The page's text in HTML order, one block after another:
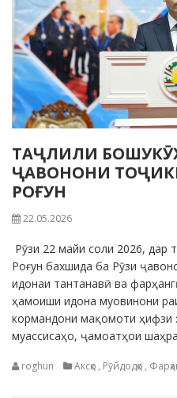
ТАҶЛИЛИ
ҶАВОНОНИ
РОҒУН
22.05.2026
Рӯзи 22 майи соли 2026, дар
Роғун бахшида ба Рӯзи
идонаи тантанавӣ ва
ҳамоиши идона муовинони
кормандони мақомоти ҳифзи
муассисаҳо, ҷамоатҳои
roghun Аксҳо , Рӯйдодҳо ,